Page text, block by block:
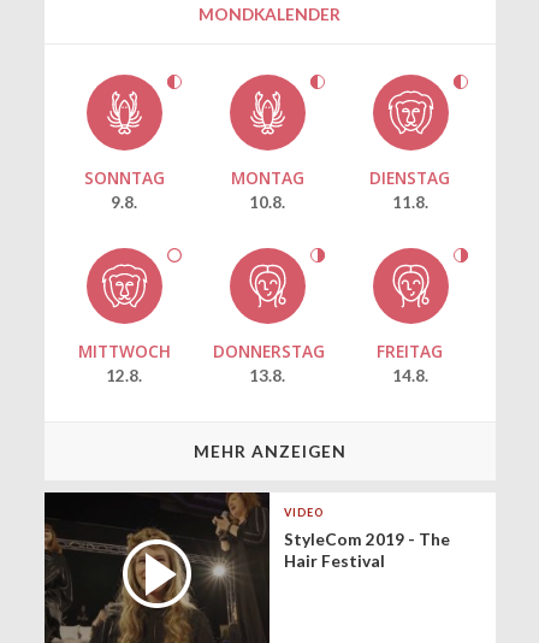
MONDKALENDER
SONNTAG
9.8.
MONTAG
10.8.
DIENSTAG
11.8.
MITTWOCH
12.8.
DONNERSTAG
13.8.
FREITAG
14.8.
MEHR ANZEIGEN
VIDEO
StyleCom 2019 - The
Hair Festival